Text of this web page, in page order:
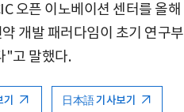
오픈 이노베이션 센터를 올
개발 패러다임이 초기 연구
"고 말했다.
기 日本語 기사보기